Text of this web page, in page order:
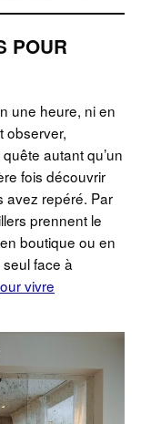
POUR
une heure, ni en
observer,
autant qu’un
fois découvrir
avez repéré. Par
prennent le
boutique ou en
face à
vivre